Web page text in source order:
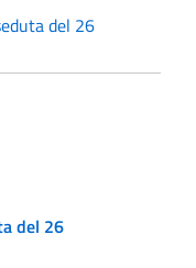
del 26
del 26